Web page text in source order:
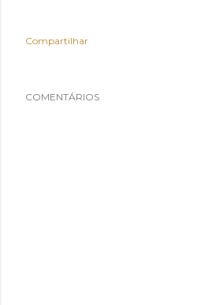
Compartilhar
COMENTÁRIOS